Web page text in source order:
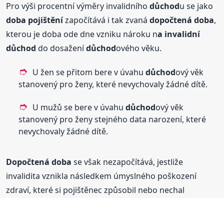
Pro výši procentní výměry invalidníhodůchodu se jako
doba pojištěnízapočítává i tak zvanádopočtená doba,
kterou je doba ode dne vzniku nároku na invalidní
důchod do dosaženídůchodového věku.
U žen se přitom bere v úvahudůchodový věk
stanovený pro ženy, které nevychovaly žádné dítě.
U mužů se bere v úvahudůchodový věk
stanovený pro ženy stejného data narození, které
nevychovaly žádné dítě.
Dopočtená doba se však nezapočítává, jestliže
invalidita vznikla následkem úmyslného poškození
zdraví, které si pojištěnec způsobil nebo nechal